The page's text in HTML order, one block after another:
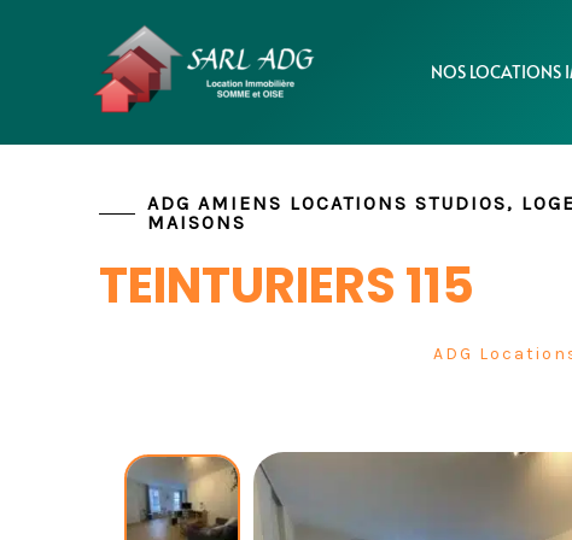
NOS LOCATIONS
ADG AMIENS LOCATIONS STUDIOS,
MAISONS
TEINTURIERS 115
ADG